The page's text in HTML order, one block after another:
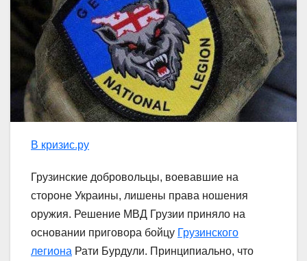
В кризис.ру
Грузинские добровольцы, воевавшие на
стороне Украины, лишены права ношения
оружия. Решение МВД Грузии приняло на
основании приговора бойцу Грузинского
легиона Рати Бурдули. Принципиально, что